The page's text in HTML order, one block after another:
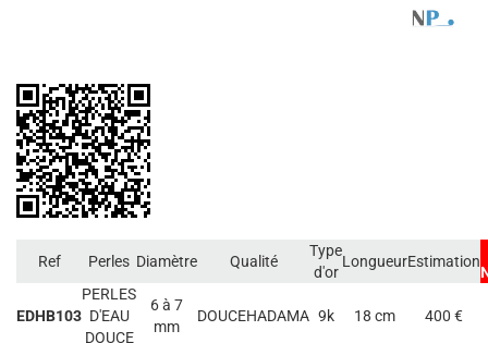
Ref Perles Diamètre Qualité
Type
d'or
LongueurEstimation
EDHB103
PERLES
D'EAU
DOUCE
6 à 7
mm
DOUCEHADAMA 9k 18 cm 400 €